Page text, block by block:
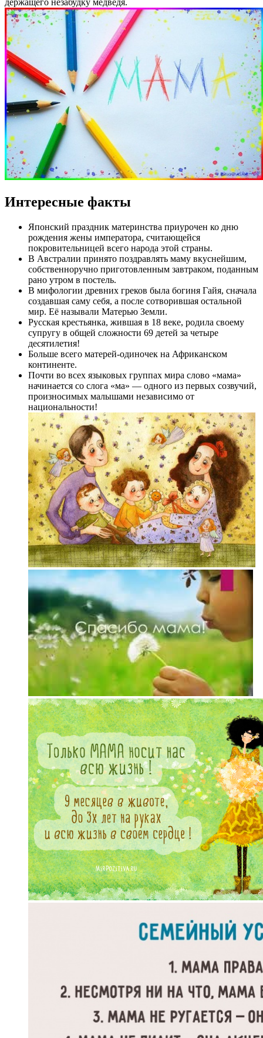
держащего незабудку медведя.
Интересные факты
Японский праздник материнства приурочен ко дню
рождения жены императора, считающейся
покровительницей всего народа этой страны.
В Австралии принято поздравлять маму вкуснейшим,
собственноручно приготовленным завтраком, поданным
рано утром в постель.
В мифологии древних греков была богиня Гайя, сначала
создавшая саму себя, а после сотворившая остальной
мир. Её называли Матерью Земли.
Русская крестьянка, жившая в 18 веке, родила своему
супругу в общей сложности 69 детей за четыре
десятилетия!
Больше всего матерей-одиночек на Африканском
континенте.
Почти во всех языковых группах мира слово «мама»
начинается со слога «ма» — одного из первых созвучий,
произносимых малышами независимо от
национальности!